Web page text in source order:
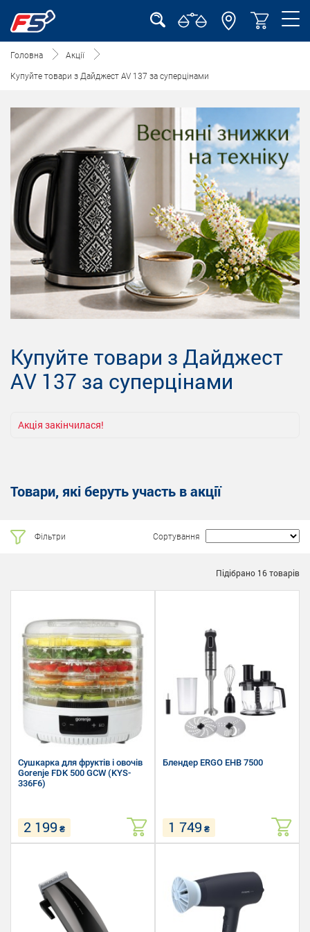
Головна Акції
Купуйте товари з Дайджест AV 137 за суперцінами
Купуйте товари з Дайджест
AV 137 за суперцінами
Акція закінчилася!
Товари, які беруть участь в акції
Фільтри Сортування
Підібрано 16товарів
Сушкарка для фруктів і овочів
Gorenje FDK 500 GCW (KYS-
336F6)
2 199 ₴
Кількість ярусів: 5 шт
Регулювання температури: 35 -
Блендер ERGO EHB 7500
1 749 ₴
Ємність чаші: 1700 мл